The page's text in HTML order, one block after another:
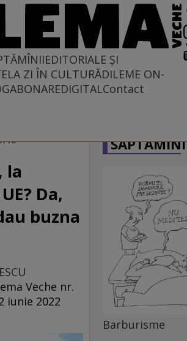
EDITORIALE ȘI
LA ZI ÎN CULTURĂDILEME ON-
ABONAREDIGITALContact
la
Da,
buzna
Veche nr.
iunie 2022
Barburisme